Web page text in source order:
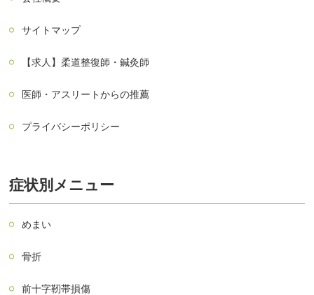
サイトマップ
【求人】柔道整復師・鍼灸師
医師・アスリートからの推薦
プライバシーポリシー
症状別メニュー
めまい
骨折
前十字靭帯損傷